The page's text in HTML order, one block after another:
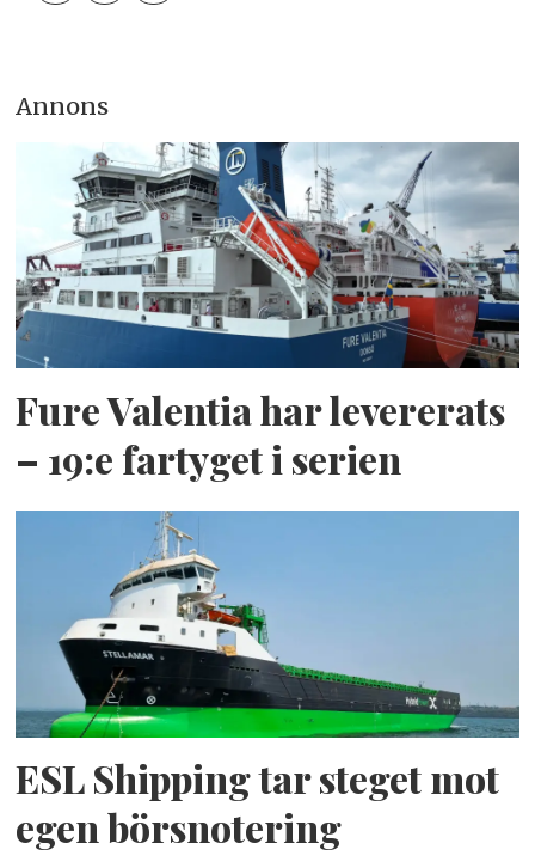
Annons
Fure Valentia har levererats
– 19:e fartyget i serien
ESL Shipping tar steget mot
egen börsnotering